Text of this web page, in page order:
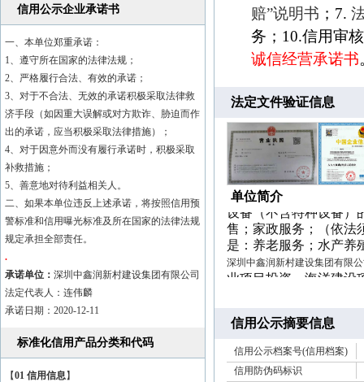
信用公示企业承诺书
一、本单位郑重承诺：
1、遵守所在国家的法律法规；
2、严格履行合法、有效的承诺；
3、对于不合法、无效的承诺积极采取法律救
济手段（如因重大误解或对方欺诈、胁迫而作
出的承诺，应当积极采取法律措施）；
4、对于因意外而没有履行承诺时，积极采取
补救措施；
5、善意地对待利益相关人。
二、如果本单位违反上述承诺，将按照信用预
警标准和信用曝光标准及所在国家的法律法规
规定承担全部责任。
.
承诺单位： 深圳中鑫润新村建设集团有限公司
法定代表人：连伟麟
承诺日期：2020-12-11
标准化信用产品分类和代码
【01 信用信息】
赔”说明书 ；7.
务；10.信用审
诚信经营承诺书
法定文件验证信息
单位简介
业项目投资、海洋建
地上从事房地产开发经
程、建筑装饰工程的设
产品、化工产品（不含
设备（不含特种设备
售；家政服务；（依法
是：养老服务；水产养
深圳中鑫润新村建设集团有限
业项目投资、海洋建设
地上从事房地产开发经
设备（不含特种设备
售；家政服务；（依
是：养老服务；水产养
信用公示摘要信息
信用公示档案号(信用档案)
信用防伪码标识